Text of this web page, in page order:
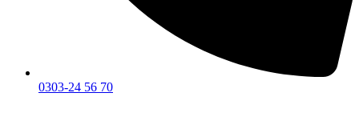
0303-24 56 70